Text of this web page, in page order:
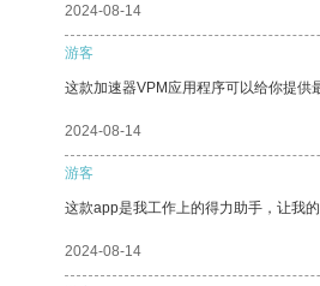
2024-08-14
游客
这款加速器VPM应用程序可以给你提供
2024-08-14
游客
这款app是我工作上的得力助手，让我
2024-08-14